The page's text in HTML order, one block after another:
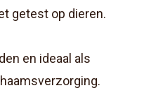
getest op dieren.
en ideaal als